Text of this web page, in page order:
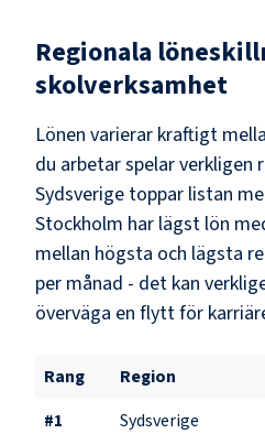
Regionala
skolverksamhet
Lönen varierar kraftigt
du arbetar spelar verkligen
Sydsverige toppar listan
Stockholm har lägst lön
mellan högsta och lägsta
per månad - det kan
överväga en flytt för
Rang Region
#1 Sydsverige